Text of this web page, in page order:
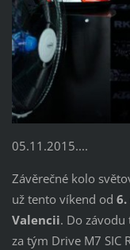
05.11.2015....
Závěrečné kolo
už tento víkend od
Valencii. Do
za tým Drive M7 SIC